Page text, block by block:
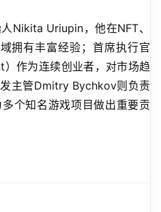
Nikita Uriupin，他在NFT、
拥有丰富经验；首席执行官
作为连续创业者，对市场趋
主管Dmitry Bychkov则负责
个知名游戏项目做出重要贡